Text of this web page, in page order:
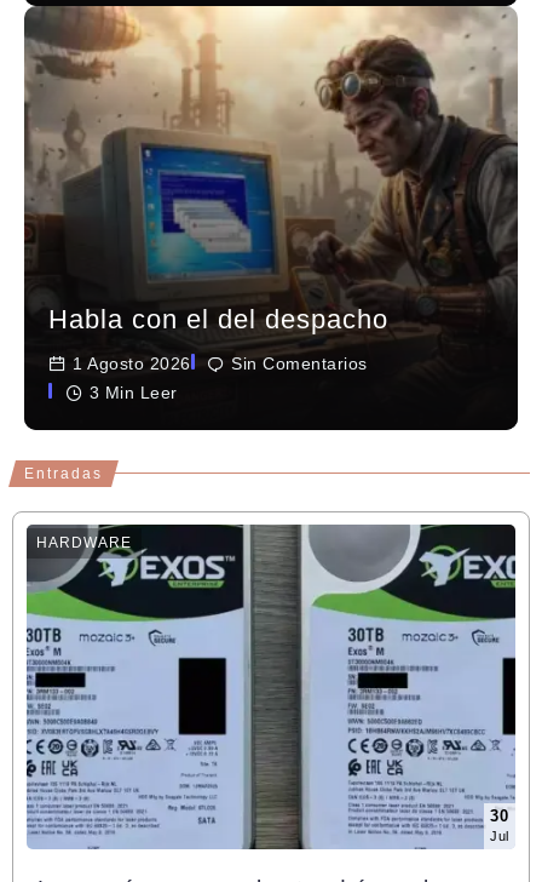
Habla con el del despacho
1 Agosto 2026
Sin Comentarios
3 Min Leer
Entradas
HARDWARE
30
Jul